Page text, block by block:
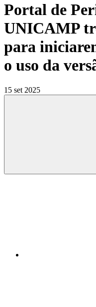
Portal de
UNICAMP
para
o uso da
15 set 2025